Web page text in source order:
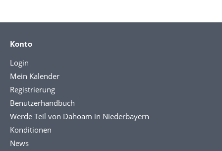
Konto
Login
Mein Kalender
Registrierung
Benutzerhandbuch
Werde Teil von Dahoam in Niederbayern
Konditionen
News